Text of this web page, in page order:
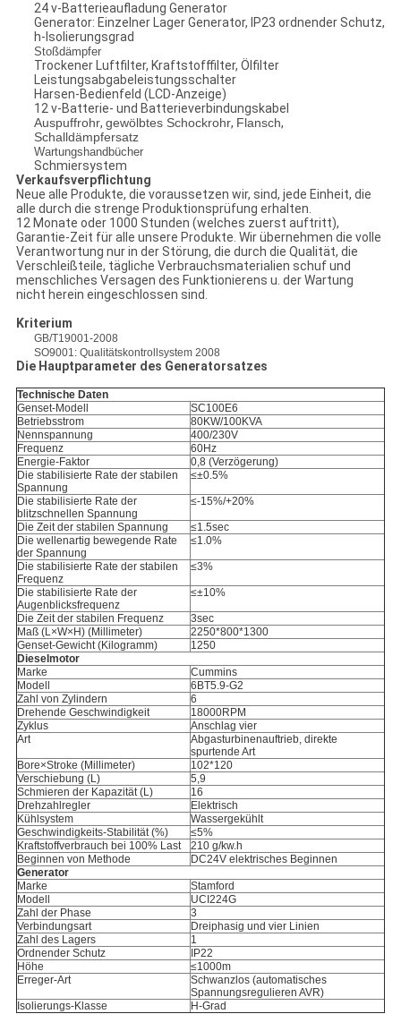
24 v-Batterieaufladung Generator
Generator: Einzelner Lager Generator, IP23 ordnender Schutz,
h-Isolierungsgrad
Stoßdämpfer
Trockener Luftfilter, Kraftstofffilter, Ölfilter
Leistungsabgabeleistungsschalter
Harsen-Bedienfeld (LCD-Anzeige)
12 v-Batterie- und Batterieverbindungskabel
Auspuffrohr, gewölbtes Schockrohr, Flansch,
Schalldämpfersatz
Wartungshandbücher
Schmiersystem
Verkaufsverpflichtung
Neue alle Produkte, die voraussetzen wir, sind, jede Einheit, die
alle durch die strenge Produktionsprüfung erhalten.
12 Monate oder 1000 Stunden (welches zuerst auftritt),
Garantie-Zeit für alle unsere Produkte. Wir übernehmen die volle
Verantwortung nur in der Störung, die durch die Qualität, die
Verschleißteile, tägliche Verbrauchsmaterialien schuf und
menschliches Versagen des Funktionierens u. der Wartung
nicht herein eingeschlossen sind.
Kriterium
GB/T19001-2008
SO9001: Qualitätskontrollsystem 2008
Die Hauptparameter des Generatorsatzes
Technische Daten
Genset-Modell
SC100E6
Betriebsstrom
80KW/100KVA
Nennspannung
400/230V
Frequenz
60Hz
Energie-Faktor
0,8 (Verzögerung)
Die stabilisierte Rate der stabilen
Spannung
≤±0.5%
Die stabilisierte Rate der
blitzschnellen Spannung
≤-15%/+20%
Die Zeit der stabilen Spannung
≤1.5sec
Die wellenartig bewegende Rate
der Spannung
≤1.0%
Die stabilisierte Rate der stabilen
Frequenz
≤3%
Die stabilisierte Rate der
Augenblicksfrequenz
≤±10%
Die Zeit der stabilen Frequenz
3sec
Maß (L×W×H) (Millimeter)
2250*800*1300
Genset-Gewicht (Kilogramm)
1250
Dieselmotor
Marke
Cummins
Modell
6BT5.9-G2
Zahl von Zylindern
6
Drehende Geschwindigkeit
18000RPM
Zyklus
Anschlag vier
Art
Abgasturbinenauftrieb, direkte
spurtende Art
Bore×Stroke (Millimeter)
102*120
Verschiebung (L)
5,9
Schmieren der Kapazität (L)
16
Drehzahlregler
Elektrisch
Kühlsystem
Wassergekühlt
Geschwindigkeits-Stabilität (%)
≤5%
Kraftstoffverbrauch bei 100% Last
210 g/kw.h
Beginnen von Methode
DC24V elektrisches Beginnen
Generator
Marke
Stamford
Modell
UCI224G
Zahl der Phase
3
Verbindungsart
Dreiphasig und vier Linien
Zahl des Lagers
1
Ordnender Schutz
IP22
Höhe
≤1000m
Erreger-Art
Schwanzlos (automatisches
Spannungsregulieren AVR)
Isolierungs-Klasse
H-Grad